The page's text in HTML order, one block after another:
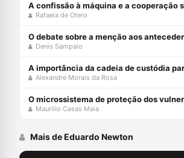
A confissão à máquina e a cooperação
Rafaela de Otero
Denis Sampaio
Alexandre Morais da Rosa
Maurilio Casas Maia
Mais de Eduardo Newton